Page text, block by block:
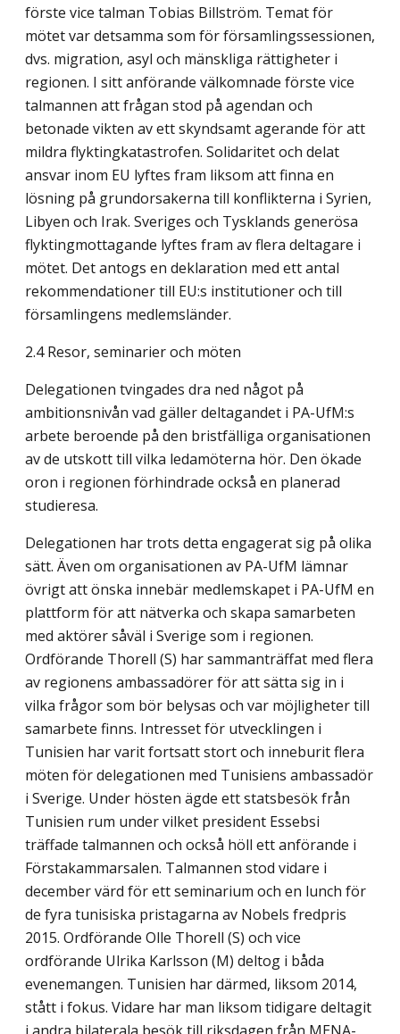
förste vice talman Tobias Billström. Temat för
mötet var detsamma som för församlingssessionen,
dvs. migration, asyl och mänskliga rättigheter i
regionen. I sitt anförande välkomnade förste vice
talmannen att frågan stod på agendan och
betonade vikten av ett skyndsamt agerande för att
mildra flyktingkatastrofen. Solidaritet och delat
ansvar inom EU lyftes fram liksom att finna en
lösning på grundorsakerna till konflikterna i Syrien,
Libyen och Irak. Sveriges och Tysklands generösa
flyktingmottagande lyftes fram av flera deltagare i
mötet. Det antogs en deklaration med ett antal
rekommendationer till EU:s institutioner och till
församlingens medlemsländer.
2.4 Resor, seminarier och möten
Delegationen tvingades dra ned något på
ambitionsnivån vad gäller deltagandet i PA-UfM:s
arbete beroende på den bristfälliga organisationen
av de utskott till vilka ledamöterna hör. Den ökade
oron i regionen förhindrade också en planerad
studieresa.
Delegationen har trots detta engagerat sig på olika
sätt. Även om organisationen av PA-UfM lämnar
övrigt att önska innebär medlemskapet i PA-UfM en
plattform för att nätverka och skapa samarbeten
med aktörer såväl i Sverige som i regionen.
Ordförande Thorell (S) har sammanträffat med flera
av regionens ambassadörer för att sätta sig in i
vilka frågor som bör belysas och var möjligheter till
samarbete finns. Intresset för utvecklingen i
Tunisien har varit fortsatt stort och inneburit flera
möten för delegationen med Tunisiens ambassadör
i Sverige. Under hösten ägde ett statsbesök från
Tunisien rum under vilket president Essebsi
träffade talmannen och också höll ett anförande i
Förstakammarsalen. Talmannen stod vidare i
december värd för ett seminarium och en lunch för
de fyra tunisiska pristagarna av Nobels fredpris
2015. Ordförande Olle Thorell (S) och vice
ordförande Ulrika Karlsson (M) deltog i båda
evenemangen. Tunisien har därmed, liksom 2014,
stått i fokus. Vidare har man liksom tidigare deltagit